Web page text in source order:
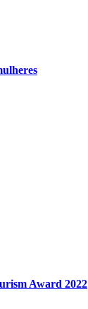
Award 2022